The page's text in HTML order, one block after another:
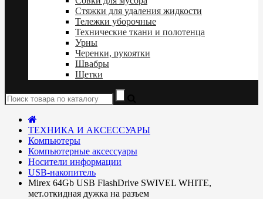
Стяжки для удаления жидкости
Тележки уборочные
Технические ткани и полотенца
Урны
Черенки, рукоятки
Швабры
Щетки
ТЕХНИКА И АКСЕССУАРЫ
Компьютеры
Компьютерные аксессуары
Носители информации
USB-накопитель
Mirex 64Gb USB FlashDrive SWIVEL WHITE,
мет.откидная дужка на разъем